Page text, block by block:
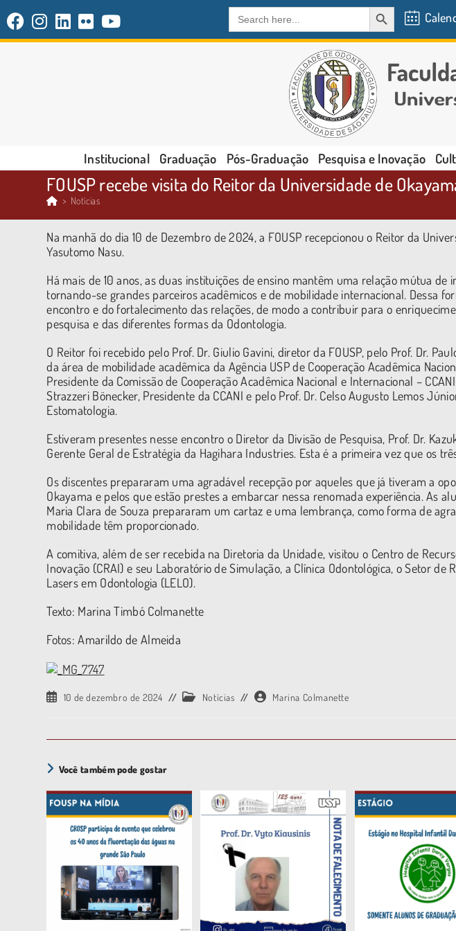
Search
for:
SEARCH BUTTON
Institucional Graduação Pós-Graduação Pesquisa e Inovação
FOUSP recebe visita do Reitor da Universidade de
> Notícias
Na manhã do dia 10 de Dezembro de 2024, a FOUSP recepcionou o Reitor da
Yasutomo Nasu.
Há mais de 10 anos, as duas instituições de ensino mantêm uma relação mútua de
tornando-se grandes parceiros acadêmicos e de mobilidade internacional. Dessa
encontro e do fortalecimento das relações, de modo a contribuir para o
pesquisa e das diferentes formas da Odontologia.
O Reitor foi recebido pelo Prof. Dr. Giulio Gavini, diretor da FOUSP, pelo Prof. Dr.
da área de mobilidade acadêmica da Agência USP de Cooperação Acadêmica
Presidente da Comissão de Cooperação Acadêmica Nacional e Internacional –
Strazzeri Bönecker, Presidente da CCANI e pelo Prof. Dr. Celso Augusto Lemos
Estomatologia.
Estiveram presentes nesse encontro o Diretor da Divisão de Pesquisa, Prof. Dr.
Gerente Geral de Estratégia da Hagihara Industries. Esta é a primeira vez que os
Os discentes prepararam uma agradável recepção por aqueles que já tiveram a
Okayama e pelos que estão prestes a embarcar nessa renomada experiência. As
Maria Clara de Souza prepararam um cartaz e uma lembrança, como forma de
mobilidade têm proporcionado.
A comitiva, além de ser recebida na Diretoria da Unidade, visitou o Centro de
Inovação (CRAI) e seu Laboratório de Simulação, a Clínica Odontológica, o Setor de
Lasers em Odontologia (LELO).
Texto: Marina Timbó Colmanette
Fotos: Amarildo de Almeida
10 de dezembro de 2024 Notícias Marina Colmanette
Você também pode gostar